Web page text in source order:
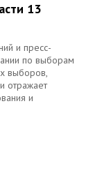
13
и пресс-
по выборам
выборов,
отражает
и